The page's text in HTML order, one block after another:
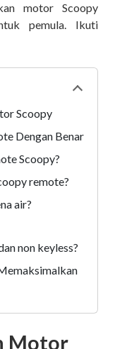
motor Scoopy
pemula. Ikuti
Scoopy
Dengan Benar
Scoopy?
remote?
air?
non keyless?
Motor